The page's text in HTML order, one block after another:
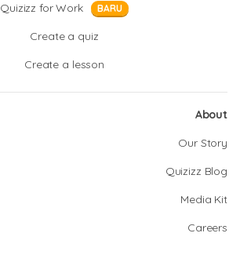
Quizizz for Work BARU
Create a quiz
Create a lesson
About
Our Story
Quizizz Blog
Media Kit
Careers